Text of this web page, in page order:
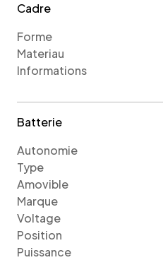
Cadre
Forme
Materiau
Informations
Batterie
Autonomie
Type
Amovible
Marque
Voltage
Position
Puissance